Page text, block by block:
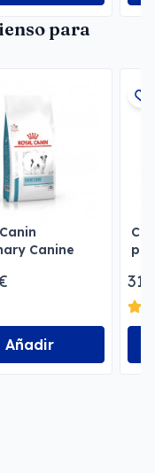
para
Canine
Añadir